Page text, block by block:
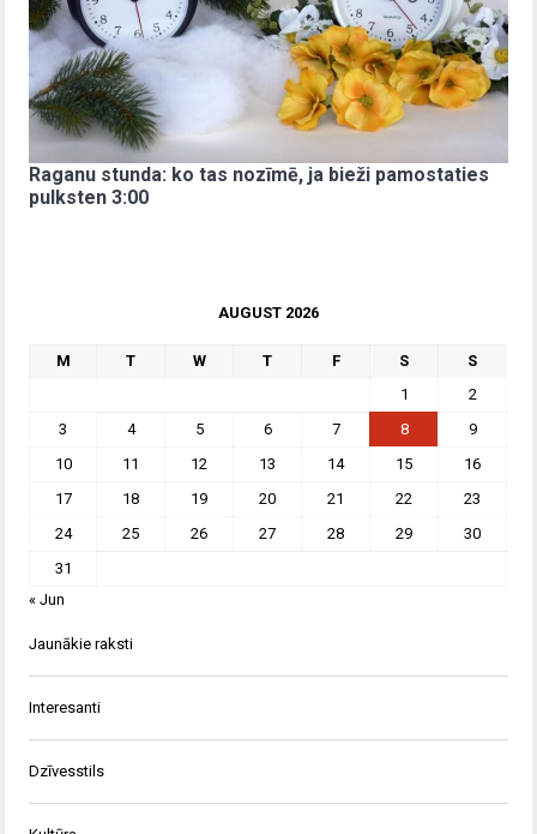
Raganu stunda: ko tas nozīmē, ja bieži pamostaties
pulksten 3:00
AUGUST 2026
M T W T F S
S
1
2
3
4 5 6 7 8
9
10
11 12 13 14 15
16
17
18 19 20 21 22
23
24
25 26 27 28 29
30
31
« Jun
Jaunākie raksti
Interesanti
Dzīvesstils